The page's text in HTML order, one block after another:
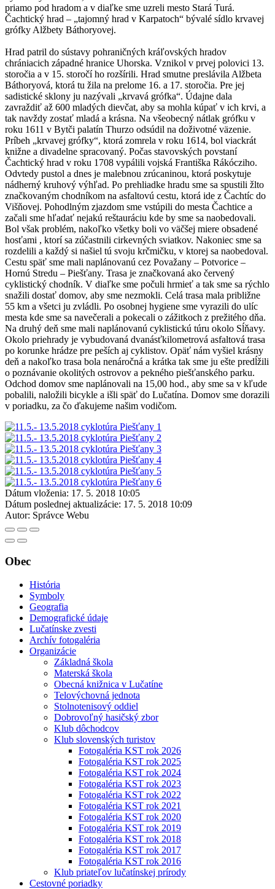
priamo pod hradom a v diaľke sme uzreli mesto Stará Turá.
Čachtický hrad – „tajomný hrad v Karpatoch“ bývalé sídlo krvavej
grófky Alžbety Báthoryovej.
Hrad patril do sústavy pohraničných kráľovských hradov
chrániacich západné hranice Uhorska. Vznikol v prvej polovici 13.
storočia a v 15. storočí ho rozšírili. Hrad smutne preslávila Alžbeta
Báthoryová, ktorá tu žila na prelome 16. a 17. storočia. Pre jej
sadistické sklony ju nazývali „krvavá grófka“. Údajne dala
zavraždiť až 600 mladých dievčat, aby sa mohla kúpať v ich krvi, a
tak navždy zostať mladá a krásna. Na všeobecný nátlak grófku v
roku 1611 v Bytči palatín Thurzo odsúdil na doživotné väzenie.
Príbeh „krvavej grófky“, ktorá zomrela v roku 1614, bol viackrát
knižne a divadelne spracovaný. Počas stavovských povstaní
Čachtický hrad v roku 1708 vypálili vojská Františka Rákócziho.
Odvtedy pustol a dnes je malebnou zrúcaninou, ktorá poskytuje
nádherný kruhový výhľad. Po prehliadke hradu sme sa spustili žlto
značkovaným chodníkom na asfaltovú cestu, ktorá ide z Čachtíc do
Višňovej. Pohodlným zjazdom sme vstúpili do mesta Čachtice a
začali sme hľadať nejakú reštauráciu kde by sme sa naobedovali.
Bol však problém, nakoľko všetky boli vo väčšej miere obsadené
hosťami , ktorí sa zúčastnili cirkevných sviatkov. Nakoniec sme sa
rozdelili a každý si našiel tú svoju krčmičku, v ktorej sa naobedoval.
Cestu späť sme mali naplánovanú cez Považany – Potvorice –
Hornú Stredu – Piešťany. Trasa je značkovaná ako červený
cyklistický chodník. V diaľke sme počuli hrmieť a tak sme sa rýchlo
snažili dostať domov, aby sme nezmokli. Celá trasa mala približne
55 km a všetci ju zvládli. Po osobnej hygiene sme vyrazili do ulíc
mesta kde sme sa navečerali a pokecali o zážitkoch z prežitého dňa.
Na druhý deň sme mali naplánovanú cyklistickú túru okolo Sĺňavy.
Okolo priehrady je vybudovaná dvanásťkilometrová asfaltová trasa
po korunke hrádze pre peších aj cyklistov. Opäť nám vyšiel krásny
deň a nakoľko trasa bola nenáročná a krátka tak sme ju ešte predĺžili
o poznávanie okolitých ostrovov a pekného piešťanského parku.
Odchod domov sme naplánovali na 15,00 hod., aby sme sa v kľude
pobalili, naložili bicykle a išli späť do Lučatína. Domov sme dorazili
v poriadku, za čo ďakujeme našim vodičom.
Dátum vloženia: 17. 5. 2018 10:05
Dátum poslednej aktualizácie: 17. 5. 2018 10:09
Autor: Správce Webu
Obec
História
Symboly
Geografia
Demografické údaje
Lučatínske zvesti
Archív fotogaléria
Organizácie
Základná škola
Materská škola
Obecná knižnica v Lučatíne
Telovýchovná jednota
Stolnotenisový oddiel
Dobrovoľný hasičský zbor
Klub dôchodcov
Klub slovenských turistov
Fotogaléria KST rok 2026
Fotogaléria KST rok 2025
Fotogaléria KST rok 2024
Fotogaléria KST rok 2023
Fotogaléria KST rok 2022
Fotogaléria KST rok 2021
Fotogaléria KST rok 2020
Fotogaléria KST rok 2019
Fotogaléria KST rok 2018
Fotogaléria KST rok 2017
Fotogaléria KST rok 2016
Klub priateľov lučatínskej prírody
Cestovné poriadky